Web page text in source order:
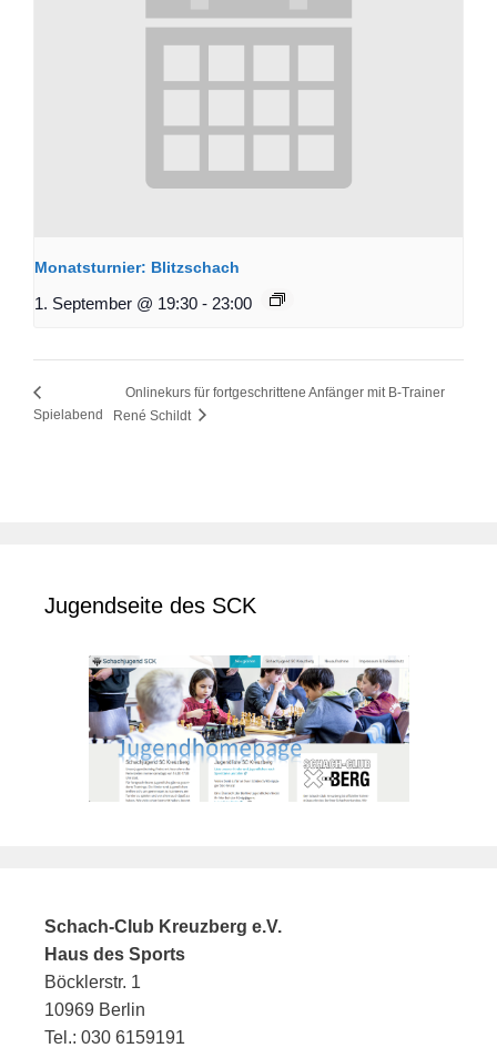
Monatsturnier: Blitzschach
1. September @ 19:30 - 23:00
Spielabend
Onlinekurs für fortgeschrittene Anfänger mit B-Trainer
René Schildt
Jugendseite des SCK
Schach-Club Kreuzberg e.V.
Haus des Sports
Böcklerstr. 1
10969 Berlin
Tel.: 030 6159191